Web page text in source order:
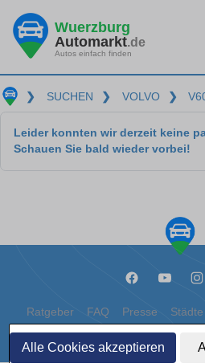
Alle Cookies akzeptieren
Wuerzburg
Automarkt.de
Autos einfach finden
❯ SUCHEN ❯ VOLVO ❯
Leider konnten wir derzeit keine
Schauen Sie bald wieder vorbei!
Ratgeber FAQ Presse Städte
Datenschutz